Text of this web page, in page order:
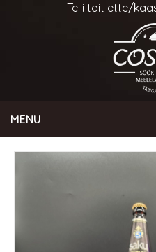
Telli toit ette/
MENU